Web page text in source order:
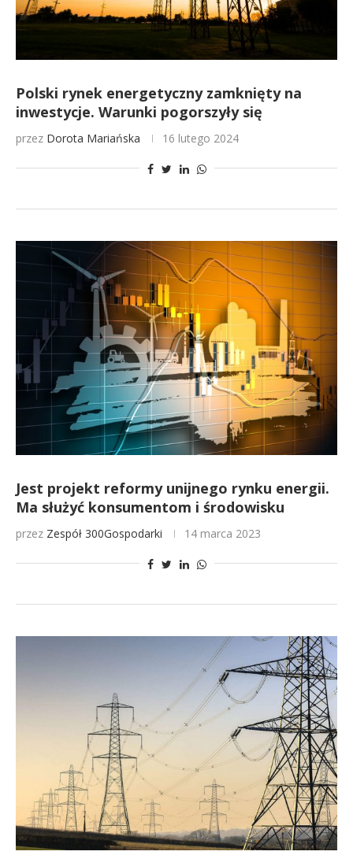
Polski rynek energetyczny zamknięty na
inwestycje. Warunki pogorszyły się
przez Dorota Mariańska 16 lutego 2024
Jest projekt reformy unijnego rynku energii.
Ma służyć konsumentom i środowisku
przez Zespół 300Gospodarki 14 marca 2023